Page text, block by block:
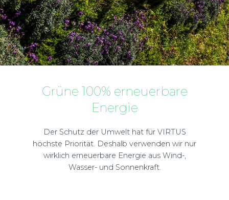
Grüne 100% erneuerbare
Energie
Der Schutz der Umwelt hat für VIRTUS
höchste Priorität. Deshalb verwenden wir nur
wirklich erneuerbare Energie aus Wind-,
Wasser- und Sonnenkraft.